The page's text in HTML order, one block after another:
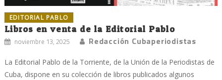
EDITORIAL PABLO
Libros en venta de la Editorial Pablo
noviembre 13, 2025 Redacción Cubaperiodistas
La Editorial Pablo de la Torriente, de la Unión de la Periodistas de
Cuba, dispone en su colección de libros publicados algunos